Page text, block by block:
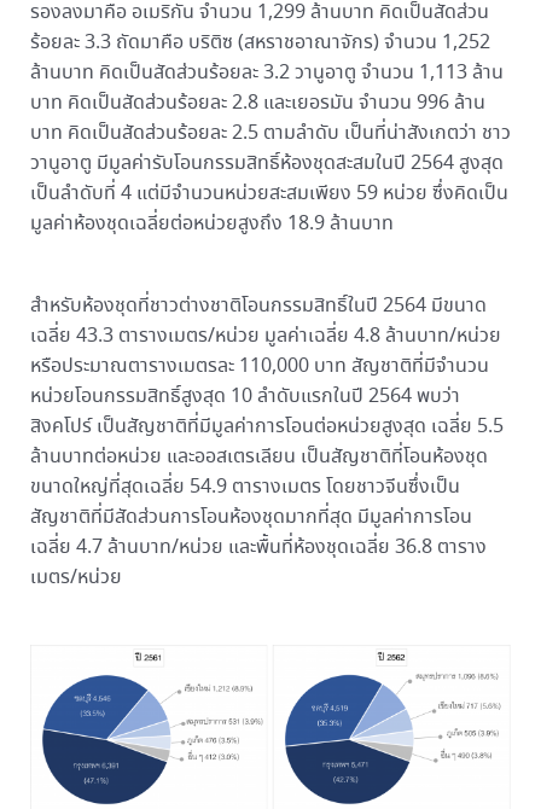
รองลงมาคือ อเมริกัน จำนวน 1,299 ล้านบาท คิดเป็นสัดส่วน
ร้อยละ 3.3 ถัดมาคือ บริติซ (สหราชอาณาจักร) จำนวน 1,252
ล้านบาท คิดเป็นสัดส่วนร้อยละ 3.2 วานูอาตู จำนวน 1,113 ล้าน
บาท คิดเป็นสัดส่วนร้อยละ 2.8 และเยอรมัน จำนวน 996 ล้าน
บาท คิดเป็นสัดส่วนร้อยละ 2.5 ตามลำดับ เป็นที่น่าสังเกตว่า ชาว
วานูอาตู มีมูลค่ารับโอนกรรมสิทธิ์ห้องชุดสะสมในปี 2564 สูงสุด
เป็นลำดับที่ 4 แต่มีจำนวนหน่วยสะสมเพียง 59 หน่วย ซึ่งคิดเป็น
มูลค่าห้องชุดเฉลี่ยต่อหน่วยสูงถึง 18.9 ล้านบาท
สำหรับห้องชุดที่ชาวต่างชาติโอนกรรมสิทธิ์ในปี 2564 มีขนาด
เฉลี่ย 43.3 ตารางเมตร/หน่วย มูลค่าเฉลี่ย 4.8 ล้านบาท/หน่วย
หรือประมาณตารางเมตรละ 110,000 บาท สัญชาติที่มีจำนวน
หน่วยโอนกรรมสิทธิ์สูงสุด 10 ลำดับแรกในปี 2564 พบว่า
สิงคโปร์ เป็นสัญชาติที่มีมูลค่าการโอนต่อหน่วยสูงสุด เฉลี่ย 5.5
ล้านบาทต่อหน่วย และออสเตรเลียน เป็นสัญชาติที่โอนห้องชุด
ขนาดใหญ่ที่สุดเฉลี่ย 54.9 ตารางเมตร โดยชาวจีนซึ่งเป็น
สัญชาติที่มีสัดส่วนการโอนห้องชุดมากที่สุด มีมูลค่าการโอน
เฉลี่ย 4.7 ล้านบาท/หน่วย และพื้นที่ห้องชุดเฉลี่ย 36.8 ตาราง
เมตร/หน่วย